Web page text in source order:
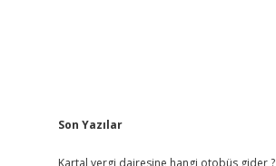
Sidebar
Son Yazılar
Kartal vergi dairesine hangi otobüs gider ?